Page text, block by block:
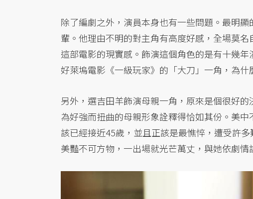
除了編劇之外，演員本身也有一些問題。最明
輩。他理由不明的對主角有高度好感，全場莫
這部電影的現實感。飾演這個角色的是有十幾
好萊塢電影《一級玩家》的「大刀」一角，為什
另外，選吉田羊飾演母親一角，原來是個很好
為好強而扭曲的母親形象詮釋得恰如其份。美
該已經接近45歲，並且正該是最憔悴，遭受許
美豔不可方物，一出場就光芒萬丈，與她依劇情